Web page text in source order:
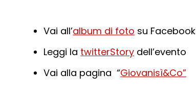
Vai all’album di foto su Facebook
Leggi la twitterStory dell’evento
Vai alla pagina “Giovanisì&Co”